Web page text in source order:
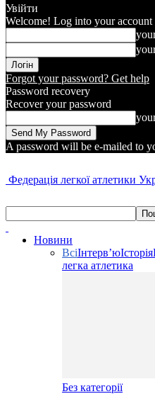
Увійти
Welcome! Log into your account
Forgot your password? Get help
Password recovery
Recover your password
A password will be e-mailed to
Федерація легкої атлетики
Новини
ВсіІнтерв’юІсторія
легка атлетика
Без категорії